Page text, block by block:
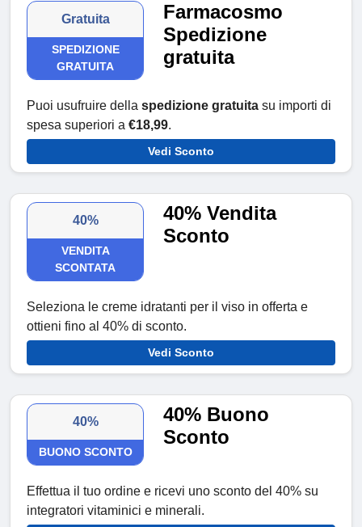
Gratuita
SPEDIZIONE
GRATUITA
Farmacosmo
Spedizione
gratuita
Puoi usufruire della spedizione gratuita su importi di
spesa superiori a €18,99.
Vedi Sconto
40%
VENDITA
SCONTATA
40% Vendita
Sconto
Seleziona le creme idratanti per il viso in offerta e
ottieni fino al 40% di sconto.
Vedi Sconto
40%
BUONO SCONTO
40% Buono
Sconto
Effettua il tuo ordine e ricevi uno sconto del 40% su
integratori vitaminici e minerali.